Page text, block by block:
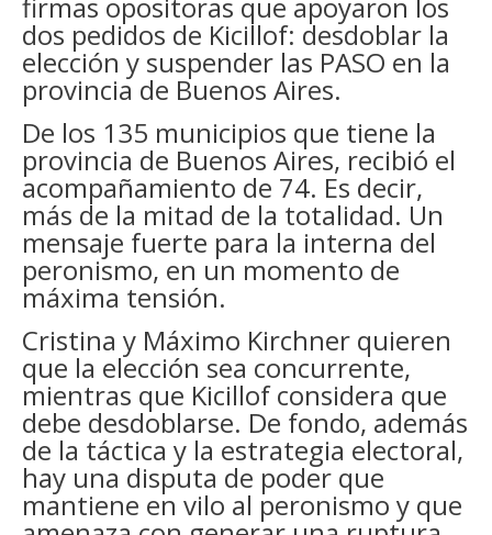
firmas opositoras que apoyaron los
dos pedidos de Kicillof: desdoblar la
elección y suspender las PASO en la
provincia de Buenos Aires.
De los 135 municipios que tiene la
provincia de Buenos Aires, recibió el
acompañamiento de 74. Es decir,
más de la mitad de la totalidad. Un
mensaje fuerte para la interna del
peronismo, en un momento de
máxima tensión.
Cristina y Máximo Kirchner quieren
que la elección sea concurrente,
mientras que Kicillof considera que
debe desdoblarse. De fondo, además
de la táctica y la estrategia electoral,
hay una disputa de poder que
mantiene en vilo al peronismo y que